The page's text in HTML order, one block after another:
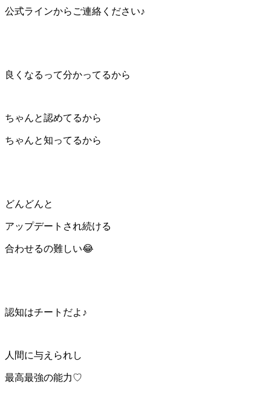
公式ラインからご連絡ください♪
良くなるって分かってるから
ちゃんと認めてるから
ちゃんと知ってるから
どんどんと
アップデートされ続ける
合わせるの難しい😂
認知はチートだよ♪
人間に与えられし
最高最強の能力♡